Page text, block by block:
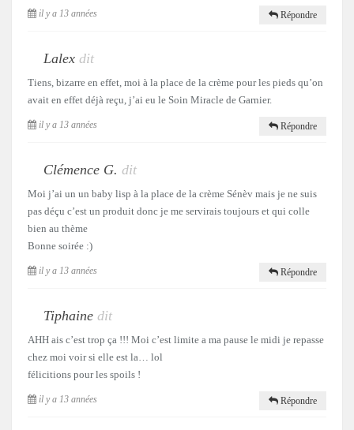
il y a 13 années Répondre
Lalex dit
Tiens, bizarre en effet, moi à la place de la crème pour les pieds qu’on
avait en effet déjà reçu, j’ai eu le Soin Miracle de Garnier.
il y a 13 années Répondre
Clémence G. dit
Moi j’ai un un baby lisp à la place de la crème Sénèv mais je ne suis
pas déçu c’est un produit donc je me servirais toujours et qui colle
bien au thème
Bonne soirée :)
il y a 13 années Répondre
Tiphaine dit
AHH ais c’est trop ça !!! Moi c’est limite a ma pause le midi je repasse
chez moi voir si elle est la… lol
félicitions pour les spoils !
il y a 13 années Répondre